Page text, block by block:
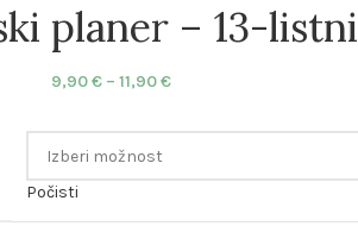
planer – 13-listni
9,90€ – 11,90€
Počisti